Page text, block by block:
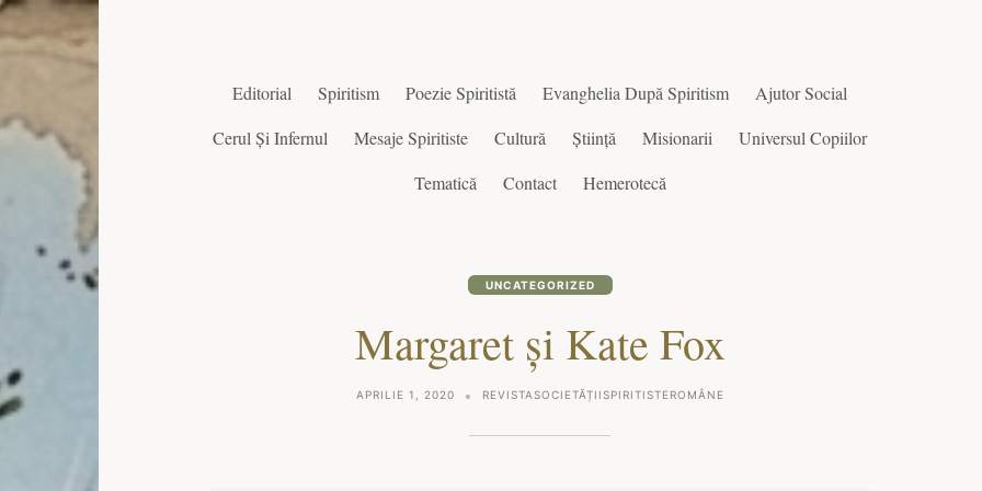
Editorial Spiritism Poezie Spiritistă Evanghelia După Spiritism
Ajutor Social
Cerul Și Infernul
Mesaje Spiritiste Cultură Știință Misionarii
Universul Copiilor
Tematică
Contact Hemerotecă
UNCATEGORIZED
Margaret și Kate Fox
APRILIE 1, 2020 REVISTASOCIETĂȚIISPIRITISTEROMÂNE